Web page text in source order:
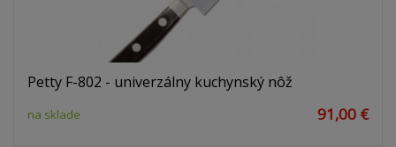
Petty F-802 - univerzálny kuchynský nôž
na sklade 91,00 €